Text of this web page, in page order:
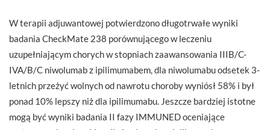
W terapii adjuwantowej potwierdzono długotrwałe wyniki
badania CheckMate 238 porównującego w leczeniu
uzupełniającym chorych w stopniach zaawansowania IIIB/C-
IVA/B/C niwolumab z ipilimumabem, dla niwolumabu odsetek 3-
letnich przeżyć wolnych od nawrotu choroby wyniósł 58% i był
ponad 10% lepszy niż dla ipilimumabu. Jeszcze bardziej istotne
mogą być wyniki badania II fazy IMMUNED oceniające